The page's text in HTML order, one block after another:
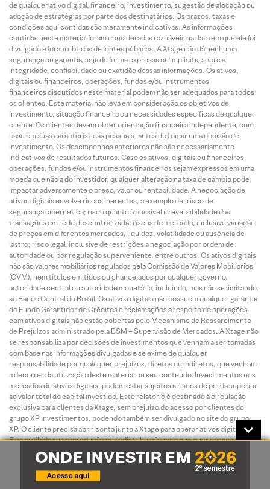
de qualquer ativo digital, financeiro, investimento, sugestão de alocação ou
adoção de estratégias por parte dos destinatários. Os prazos, taxas e
condições aqui contidas são meramente indicativas. As informações
contidas neste material foram consideradas razoáveis na data em que ele foi
divulgado e foram obtidas de fontes públicas. A Xtage não dá nenhuma
segurança ou garantia, seja de forma expressa ou implícita, sobre a
integridade, confiabilidade ou exatidão dessas informações. Os ativos,
digitais ou financeiros, operações, fundos e/ou instrumentos
financeiros discutidos neste material podem não ser adequados para todos
os clientes. Este material não leva em consideração os objetivos de
investimento, situação financeira ou necessidades específicas de qualquer
cliente. Os clientes devem obter orientação financeira independente, com
base em suas características pessoais, antes de tomar uma decisão de
investimento. Os desempenhos anteriores não são necessariamente
indicativos de resultados futuros. Caso os ativos, digitais ou financeiros,
operações, fundos e/ou instrumentos financeiros sejam expressos em uma
moeda que não a do investidor, qualquer alteração na taxa de câmbio pode
impactar adversamente o preço, valor ou rentabilidade. A negociação de
ativos digitais envolve riscos inerentes, a exemplo de: risco de
segurança cibernética; risco quanto à possível irreversibilidade das
transações em rede descentralizada; riscos de mercado, inclusive variação
de preços em diferentes mercados, liquidez, volatilidade ou ausência de
lastro; risco legal, inclusive de restrições a negociação por ordem de
autoridade ou por regulação superveniente, entre outros. Os ativos digitais
não são valores mobiliários regulados pela Comissão de Valores Mobiliários
(CVM), nem títulos emitidos ou chancelados por qualquer governo,
autoridade central ou autoridade monetária, incluindo, mas não se limitando,
ao Banco Central do Brasil. Os ativos digitais não possuem qualquer garantia
do Fundo Garantidor de Créditos e reclamações a respeito de operações
com ativos digitais não estão cobertas pelo Mecanismo de Ressarcimento
de Prejuízos administrado pela BSM – Supervisão de Mercados. A Xtage não
se responsabiliza por decisões de investimentos que venham a ser tomadas
com base nas informações divulgadas e se exime de qualquer
responsabilidade por quaisquer prejuízos, diretos ou indiretos, que venham
a decorrer da utilização deste material ou seu conteúdo. Investimentos nos
mercados de ativos digitais, podem estar sujeitos a riscos de perda superior
ao valor total do capital investido. Este relatório é destinado à circulação
exclusiva para clientes da Xtage, sem prejuízo do acesso por clientes do
grupo XP Investimentos, podendo também ser divulgado no site do grupo
XP. O cliente precisa abrir conta junto à Xtage para operar ativos digitais.
Fica proibida sua reprodução ou redistribuição para qualquer pessoa, no
todo ou em parte, qualquer que seja o propósito, sem o prévio
consentimento expresso da Xtage. Para mais informações ligue para +55 11
3003-5465 (capitais e regiões metropolitanas) ou +55 11 3003-5465 (demais
localidades). Para clientes no exterior o contato é 0800-771-5465. Para